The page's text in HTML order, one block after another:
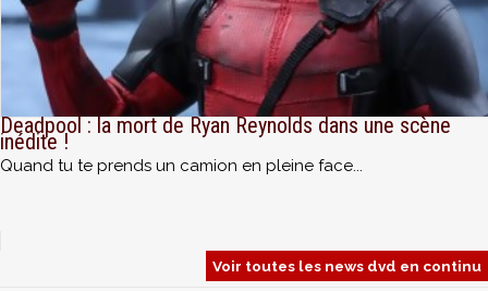
Deadpool : la mort de Ryan Reynolds dans une scène
inédite !
Quand tu te prends un camion en pleine face...
Voir toutes les news dvd en continu